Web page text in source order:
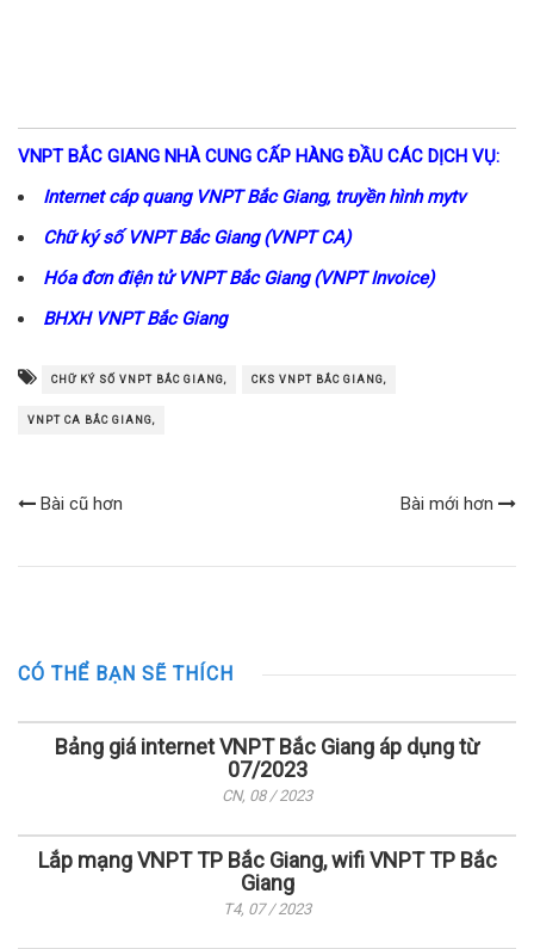
VNPT BẮC GIANG NHÀ CUNG CẤP HÀNG ĐẦU CÁC DỊCH VỤ:
Internet cáp quang VNPT Bắc Giang, truyền hình mytv
Chữ ký số VNPT Bắc Giang (VNPT CA)
Hóa đơn điện tử VNPT Bắc Giang (VNPT Invoice)
BHXH VNPT Bắc Giang
CHỮ KÝ SỐ VNPT BẮC GIANG, CKS VNPT BẮC GIANG,
VNPT CA BẮC GIANG,
Bài cũ hơn Bài mới hơn
CÓ THỂ BẠN SẼ THÍCH
Bảng giá internet VNPT Bắc Giang áp dụng từ
07/2023
CN, 08 / 2023
Lắp mạng VNPT TP Bắc Giang, wifi VNPT TP Bắc
Giang
T4, 07 / 2023